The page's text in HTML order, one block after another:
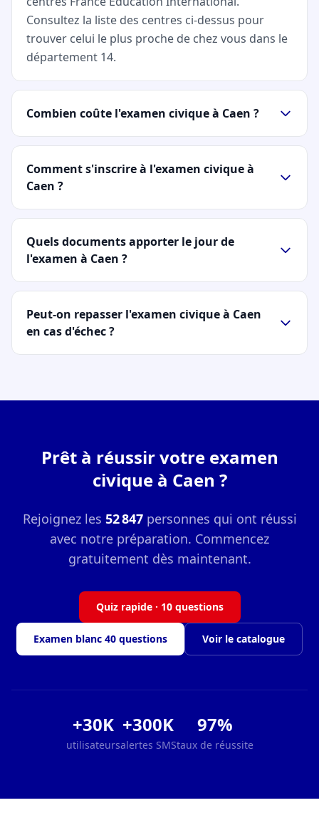
Consultez la liste des centres ci-dessus pour
trouver celui le plus proche de chez vous dans le
département 14.
Combien coûte l'examen civique à Caen ?
Comment s'inscrire à l'examen civique à
Caen ?
Quels documents apporter le jour de
l'examen à Caen ?
Peut-on repasser l'examen civique à Caen
en cas d'échec ?
Prêt à réussir votre examen
civique à Caen ?
Rejoignez les 52 847personnes qui ont réussi
avec notre préparation. Commencez
gratuitement dès maintenant.
Quiz rapide · 10 questions
Examen blanc 40 questions Voir le catalogue
+30K
utilisateurs
+300K
alertes SMS
97%
taux de réussite